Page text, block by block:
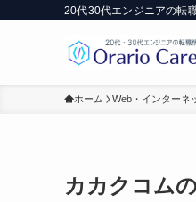
20代30代エンジニアの転
ホーム Web・インターネ
カカクコム